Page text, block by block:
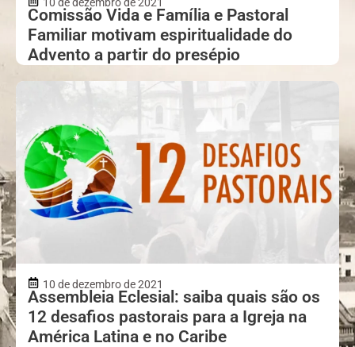
Comissão Vida e Família e Pastoral
Familiar motivam espiritualidade do
Advento a partir do presépio
10 de dezembro de 2021
Assembleia Eclesial: saiba quais são os
12 desafios pastorais para a Igreja na
América Latina e no Caribe